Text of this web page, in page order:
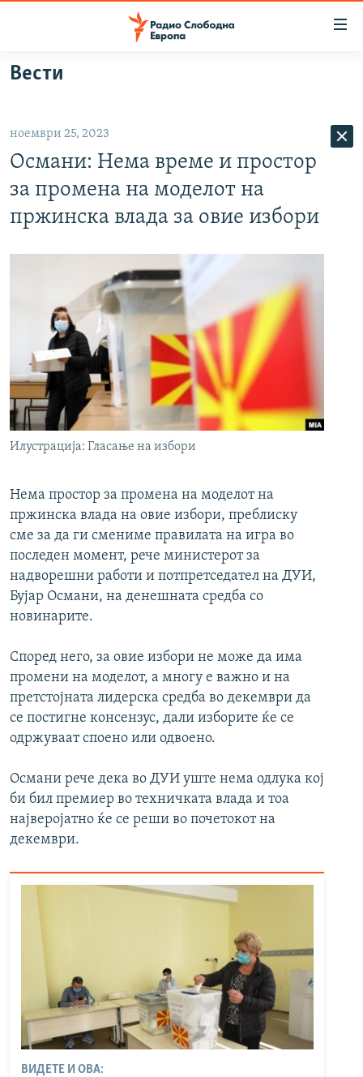
Оди
на
главната
навигација
Премини
на
ВИЗУЕЛНО
ШТО ТРЕБА ДА ЗНАЕТЕ
ПРИЈАВИ СЕ ЗА ЊУЗЛЕТЕР
СЛЕДЕТЕ НЕ
РСЕ веб страници
Вести
ноември 25, 2023
Османи: Нема време и простор
за промена на моделот на
пржинска влада за овие избори
Илустрација: Гласање на избори
Нема простор за промена на моделот на
пржинска влада на овие избори, преблиску
сме за да ги смениме правилата на игра во
последен момент, рече министерот за
надворешни работи и потпретседател на ДУИ,
Бујар Османи, на денешната средба со
новинарите.
Според него, за овие избори не може да има
промени на моделот, а многу е важно и на
претстојната лидерска средба во декември да
се постигне консензус, дали изборите ќе се
одржуваат споено или одвоено.
Османи рече дека во ДУИ уште нема одлука кој
би бил премиер во техничката влада и тоа
најверојатно ќе се реши во почетокот на
декември.
ВИДЕТЕ И ОВА: